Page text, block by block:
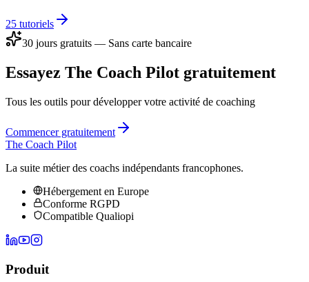
25 tutoriels
30 jours gratuits — Sans carte bancaire
Essayez The Coach Pilot gratuitement
Tous les outils pour développer votre activité de coaching
Commencer gratuitement
The Coach Pilot
La suite métier des coachs indépendants francophones.
Hébergement en Europe
Conforme RGPD
Compatible Qualiopi
Produit